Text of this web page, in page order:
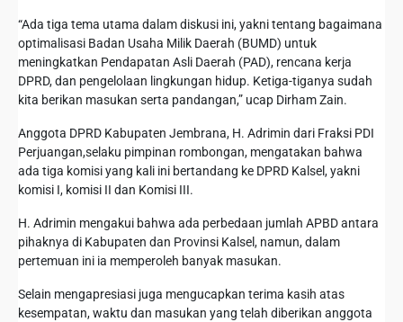
“Ada tiga tema utama dalam diskusi ini, yakni tentang bagaimana
optimalisasi Badan Usaha Milik Daerah (BUMD) untuk
meningkatkan Pendapatan Asli Daerah (PAD), rencana kerja
DPRD, dan pengelolaan lingkungan hidup. Ketiga-tiganya sudah
kita berikan masukan serta pandangan,” ucap Dirham Zain.
Anggota DPRD Kabupaten Jembrana, H. Adrimin dari Fraksi PDI
Perjuangan,selaku pimpinan rombongan, mengatakan bahwa
ada tiga komisi yang kali ini bertandang ke DPRD Kalsel, yakni
komisi I, komisi II dan Komisi III.
H. Adrimin mengakui bahwa ada perbedaan jumlah APBD antara
pihaknya di Kabupaten dan Provinsi Kalsel, namun, dalam
pertemuan ini ia memperoleh banyak masukan.
Selain mengapresiasi juga mengucapkan terima kasih atas
kesempatan, waktu dan masukan yang telah diberikan anggota